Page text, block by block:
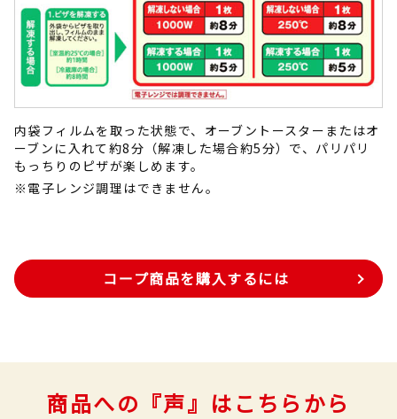
内袋フィルムを取った状態で、オーブントースターまたはオ
ーブンに入れて約8分（解凍した場合約5分）で、パリパリ
もっちりのピザが楽しめます。
※電子レンジ調理はできません。
コープ商品を購入するには
商品への『声』はこちらから